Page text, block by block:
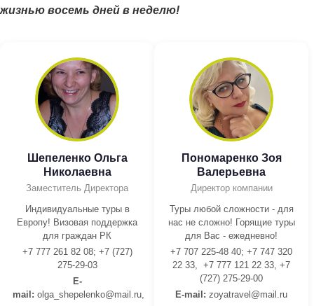
жизнью восемь дней в неделю!
Шепеленко Ольга
Николаевна
Заместитель Директора
Индивидуальные туры в
Европу! Визовая поддержка
для граждан РК
+7 777 261 82 08; +7 (727)
275-29-03
E-
mail: olga_shepelenko@mail.ru,
Пономаренко Зоя
Валерьевна
Директор компании
Туры любой сложности - для
нас не сложно! Горящие туры
для Вас - ежедневно!
+7 707 225-48 40; +7 747 320
22 33, +7 777 121 22 33, +7
(727) 275-29-00
E-mail: zoyatravel@mail.ru